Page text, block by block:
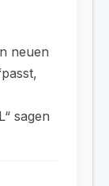
neuen
sagen